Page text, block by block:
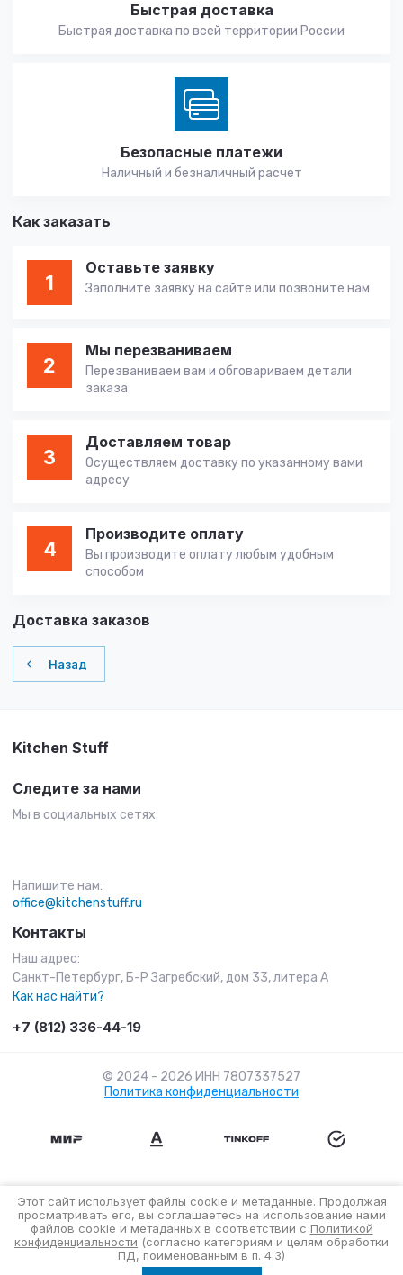
Быстрая доставка
Быстрая доставка по всей территории России
Безопасные платежи
Наличный и безналичный расчет
Как заказать
1
Оставьте заявку
Заполните заявку на сайте или позвоните нам
2
Мы перезваниваем
Перезваниваем вам и обговариваем детали
заказа
3
Доставляем товар
Осуществляем доставку по указанному вами
адресу
4
Производите оплату
Вы производите оплату любым удобным
способом
Доставка заказов
Назад
Kitchen Stuff
Следите за нами
Мы в социальных сетях:
Напишите нам:
office@kitchenstuff.ru
Контакты
Наш адрес:
Санкт-Петербург, Б-Р Загребский, дом 33, литера А
Как нас найти?
+7 (812) 336-44-19
© 2024 - 2026 ИНН 7807337527
Политика конфиденциальности
Этот сайт использует файлы cookie и метаданные. Продолжая
просматривать его, вы соглашаетесь на использование нами
файлов cookie и метаданных в соответствии с Политикой
конфиденциальности (согласно категориям и целям обработки
ПД, поименованным в п. 4.3)